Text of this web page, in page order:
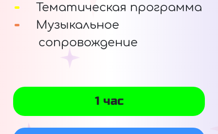
Тематическая программа
Музыкальное
сопровождение
1 час